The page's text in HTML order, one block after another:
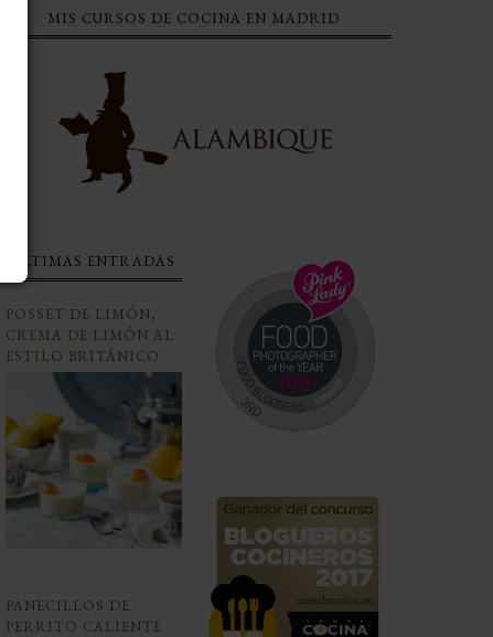
MIS CURSOS DE COCINA EN MADRID
ÚLTIMAS ENTRADAS
POSSET DE LIMÓN,
CREMA DE LIMÓN AL
ESTILO BRITÁNICO
PANECILLOS DE
PERRITO CALIENTE